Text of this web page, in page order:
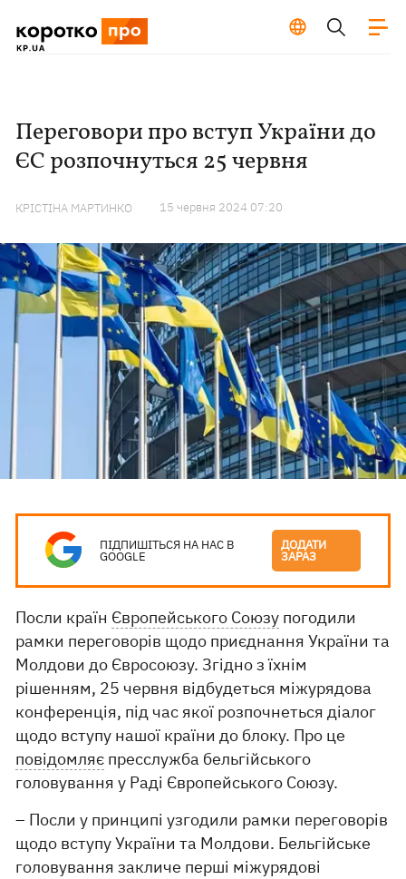
Переговори про вступ України до
ЄС розпочнуться 25 червня
КРІСТІНА МАРТИНКО 15 червня 2024 07:20
ПІДПИШІТЬСЯ НА НАС В
GOOGLE
ДОДАТИ
ЗАРАЗ
Посли країн Європейського Союзу погодили
рамки переговорів щодо приєднання України та
Молдови до Євросоюзу. Згідно з їхнім
рішенням, 25 червня відбудеться міжурядова
конференція, під час якої розпочнеться діалог
щодо вступу нашої країни до блоку. Про це
повідомляє пресслужба бельгійського
головування у Раді Європейського Союзу.
– Посли у принципі узгодили рамки переговорів
щодо вступу України та Молдови. Бельгійське
головування закличе перші міжурядові